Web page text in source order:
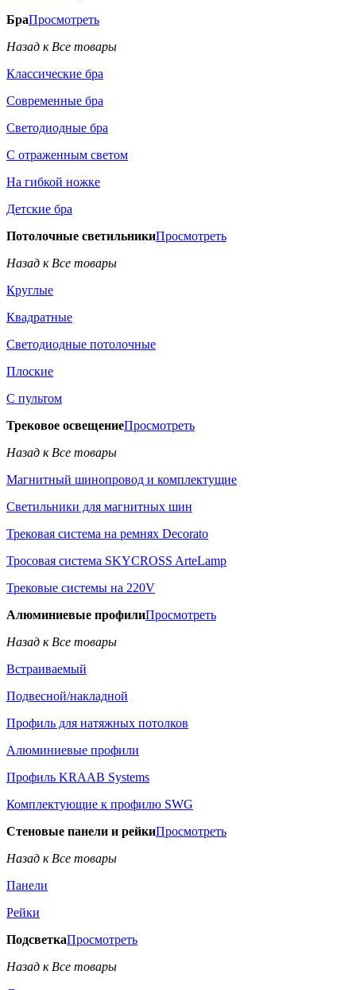
БраПросмотреть
Назад к Все товары
Классические бра
Современные бра
Светодиодные бра
С отраженным светом
На гибкой ножке
Детские бра
Потолочные светильникиПросмотреть
Назад к Все товары
Круглые
Квадратные
Светодиодные потолочные
Плоские
С пультом
Трековое освещениеПросмотреть
Назад к Все товары
Магнитный шинопровод и комплектущие
Светильники для магнитных шин
Трековая система на ремнях Decorato
Тросовая система SKYCROSS ArteLamp
Трековые системы на 220V
Алюминиевые профилиПросмотреть
Назад к Все товары
Встраиваемый
Подвесной/накладной
Профиль для натяжных потолков
Алюминиевые профили
Профиль KRAAB Systems
Комплектующие к профилю SWG
Стеновые панели и рейкиПросмотреть
Назад к Все товары
Панели
Рейки
ПодсветкаПросмотреть
Назад к Все товары